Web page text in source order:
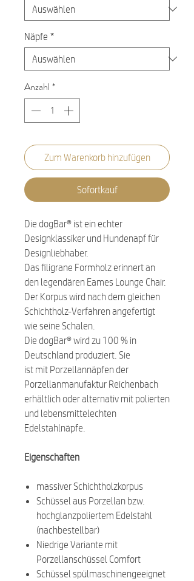
Näpfe *
Anzahl *
Zum Warenkorb hinzufügen
Sofortkauf
Die dogBar® ist ein echter
Designklassiker und Hundenapf für
Designliebhaber.
Das filigrane Formholz erinnert an
den legendären Eames Lounge Chair.
Der Korpus wird nach dem gleichen
Schichtholz-Verfahren angefertigt
wie seine Schalen.
Die dogBar® wird zu 100 % in
Deutschland produziert. Sie
ist mit Porzellannäpfen der
Porzellanmanufaktur Reichenbach
erhältlich oder alternativ mit polierten
und lebensmittelechten
Edelstahlnäpfe.
Eigenschaften
massiver Schichtholzkorpus
Schüssel aus Porzellan bzw.
hochglanzpoliertem Edelstahl
(nachbestellbar)
Niedrige Variante mit
Porzellanschüssel Comfort
Schüssel spülmaschinengeeignet